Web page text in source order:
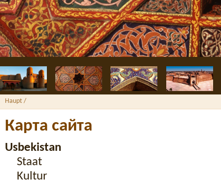
Haupt /
Карта сайта
Usbekistan
Staat
Kultur